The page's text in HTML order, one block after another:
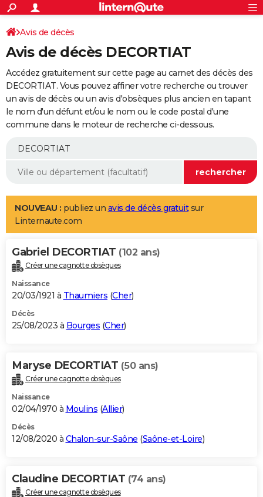
ACTUALITÉS
Politique
Société
Faits Divers
Education
Monde
Villes
+
SPORT
Coupe du monde 2026
Football
Tennis
Cyclisme
Rugby
Forum
Programme TV
TNT
Streaming
Cinéma
Sorties cinéma
Musique
+
FINANCE
Impôts
Immobilier
Risques naturels par ville
Banque
Assurance
Crédit
AUTO
Essais
Réserver un essai
Citadines
Berlines
SUV
Forum auto
+
Mobiles
Meilleur smartphone
Internet
Ordinateurs
Jeux vidéo
Guide high-tech
Aménagement intérieur
LIFESTYLE
Art de vivre
Bien-être
Loisirs
Mode
Modes de vie
Alimentation
Guide de la santé
Maladies
Médicaments
Sommeil
VOYAGE
Destinations
City break
Voyage nature
Voyage de noces
Forum
Climat
+PHOTO
GUIDES D'ACHAT
BONS PLANS
Carte de Noël
Carte Bonne année
Carte Saint-Valentin
Carte Pâques
Carte d'anniversaire
DICTIONNAIRE
Dictionnaire
Biographies
Citations
Expressions
Proverbes
PROGRAMME TV
S'inscrire
Se connecter
Lycées
Collèges
Primaires
Universités
Entreprises
Service militaire
Avis de recherche
AVIS DE DÉCÈS
Bricolage
Lifestyle
Culture
Sport
Auto
Television
Voyage
Cinema
Avis de décès
Avis de décès DECORTIAT
Accédez gratuitement sur cette page au carnet des décès des
DECORTIAT. Vous pouvez affiner votre recherche ou trouver
un avis de décès ou un avis d'obsèques plus ancien en tapant
le nom d'un défunt et/ou le nom ou le code postal d'une
commune dans le moteur de recherche ci-dessous.
NOUVEAU : publiez un avis de décès gratuitsur
Linternaute.com
Gabriel DECORTIAT (102 ans)
Créer une cagnotte obsèques
Naissance
20/03/1921 à Thaumiers (Cher)
Décès
25/08/2023 à Bourges (Cher)
Maryse DECORTIAT (50 ans)
Créer une cagnotte obsèques
Naissance
02/04/1970 à Moulins (Allier)
Décès
12/08/2020 à Chalon-sur-Saône (Saône-et-Loire)
Claudine DECORTIAT (74 ans)
Créer une cagnotte obsèques